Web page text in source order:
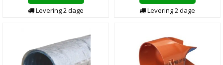
Levering2dage
Levering2dage